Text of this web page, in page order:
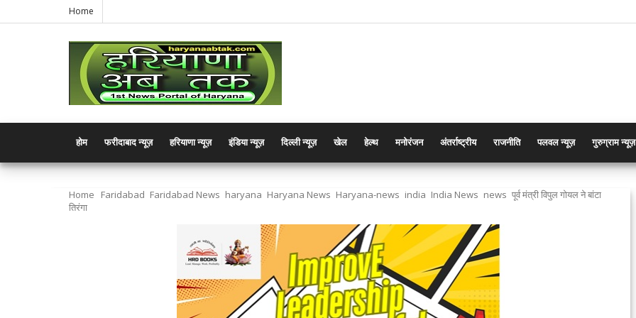
Home
होम फरीदाबाद न्यूज़ हरियाणा न्यूज़ इंडिया न्यूज़ दिल्ली न्यूज़ खेल हेल्थ मनोरंजन अंतर्राष्ट्रीय राजनीति पलवल न्यूज़ गुरुग्राम न्यूज़
Home Faridabad Faridabad News haryana Haryana News Haryana-news india India News news पूर्व मंत्री विपुल गोयल ने बांटा
तिरंगा